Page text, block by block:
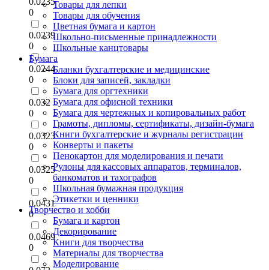
0
0.0239
0
0.0244
0
0.032
0
0.0323
0
0.0325
0
0.0431
0
0.0469
0
Товары для лепки
Товары для обучения
Цветная бумага и картон
Школьно-письменные принадлежности
Школьные канцтовары
Бумага
Бланки бухгалтерские и медицинские
Блоки для записей, закладки
Бумага для оргтехники
Бумага для офисной техники
Бумага для чертежных и копировальных работ
Грамоты, дипломы, сертификаты, дизайн-бумага
Книги бухгалтерские и журналы регистрации
Конверты и пакеты
Пенокартон для моделирования и печати
Рулоны для кассовых аппаратов, терминалов,
банкоматов и тахографов
Школьная бумажная продукция
Этикетки и ценники
Творчество и хобби
Бумага и картон
Декорирование
Книги для творчества
Материалы для творчества
Моделирование